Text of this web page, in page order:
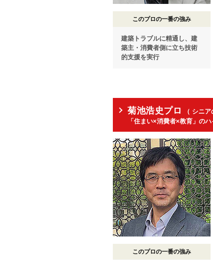
このプロの一番の強み
建築トラブルに精通し、建
築主・消費者側に立ち技術
的支援を実行
菊池浩史プロ
（ シニ
「住まい×消費者×教育」の
このプロの一番の強み